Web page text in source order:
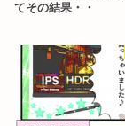
てその結果・・